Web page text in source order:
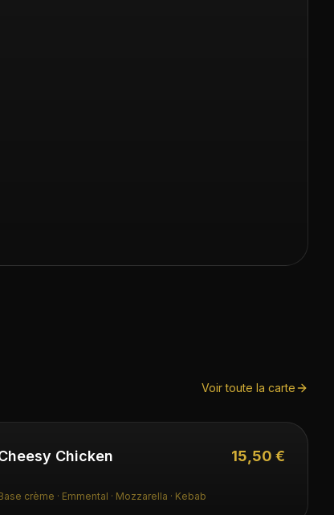
Voir toute la carte
Chicken 15,50 €
crème · Emmental · Mozzarella · Kebab